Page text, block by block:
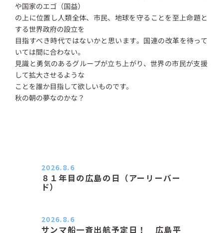
や国家のエゴ（国益）
の上に位置し人類全体、市民、地球を守ることを至上命題と
する世界政府の設立を
目指すべき時代ではないかと思います。国連の改革を待って
いては間に合わない。
見識と勇気のあるグループが立ち上がり、世界の市民が支援
して拡大させるような
ことを誰か目指して欲しいものです。
秋の朝の夢なのかな？
８１年目の広島の日（アーリーバー
ド）
2026.8.6
サンマ船一斉出航予定日！ 広島平
2026.8.6